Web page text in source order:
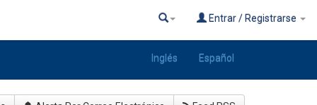
Entrar / Registrarse
Inglés Español